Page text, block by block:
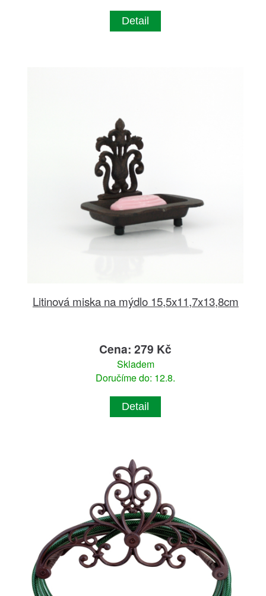
Detail
Litinová miska na mýdlo 15,5x11,7x13,8cm
Cena: 279 Kč
Skladem
Doručíme do: 12.8.
Detail